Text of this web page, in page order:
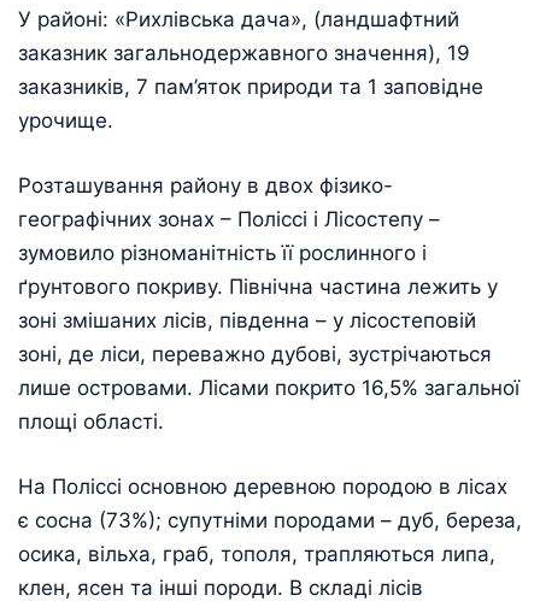
У районі: «Рихлівська дача», (ландшафтний
заказник загальнодержавного значення), 19
заказників, 7 пам’яток природи та 1 заповідне
урочище.
Розташування району в двох фізико-
географічних зонах – Поліссі і Лісостепу –
зумовило різноманітність її рослинного і
ґрунтового покриву. Північна частина лежить у
зоні змішаних лісів, південна – у лісостеповій
зоні, де ліси, переважно дубові, зустрічаються
лише островами. Лісами покрито 16,5% загальної
площі області.
На Поліссі основною деревною породою в лісах
є сосна (73%); супутніми породами – дуб, береза,
осика, вільха, граб, тополя, трапляються липа,
клен, ясен та інші породи. В складі лісів